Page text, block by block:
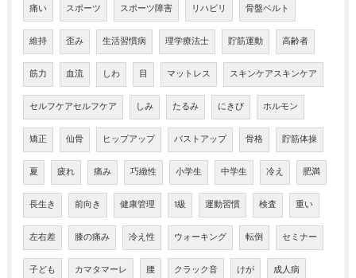
痛い スポーツ スポーツ障害 リハビリ 骨盤ベルト
維持 歪み 生活習慣病 理学療法士 貯筋運動 高齢者
筋力 血流 しわ 目 マットレス スキンケアスキンケア
セルフケアセルフケア しみ たるみ にきび ホルモン
矯正 仙骨 ヒップアップ バストアップ 骨格 貯筋体操
夏 疲れ 痛み 巧緻性 小学生 中学生 冷え 肥満
長生き 前向き 健康管理 1級 運動習慣 検査 重い
左右差 膝の痛み 冷え性 ウォーキング 転倒 セミナー
子ども カマタマーレ 腰 クラック音 けが 成人病